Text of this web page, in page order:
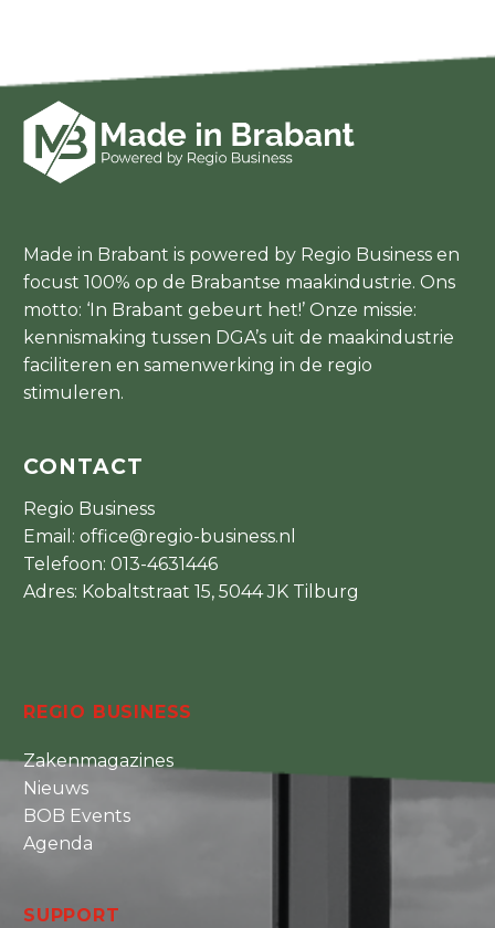
Made in Brabant is powered by Regio Business en
focust 100% op de Brabantse maakindustrie. Ons
motto: ‘In Brabant gebeurt het!’ Onze missie:
kennismaking tussen DGA’s uit de maakindustrie
faciliteren en samenwerking in de regio
stimuleren.
CONTACT
Regio Business
Email: office@regio-business.nl
Telefoon: 013-4631446
Adres: Kobaltstraat 15, 5044 JK Tilburg
REGIO BUSINESS
Zakenmagazines
Nieuws
BOB Events
Agenda
SUPPORT